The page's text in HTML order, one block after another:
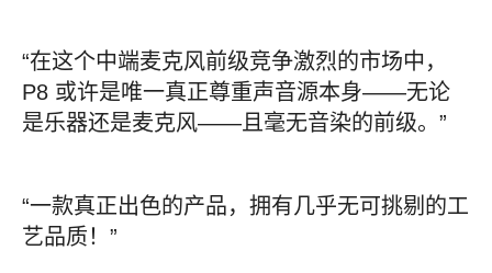
“在这个中端麦克风前级竞争激烈的市场中，
P8 或许是唯一真正尊重声音源本身——无论
是乐器还是麦克风——且毫无音染的前级。”
“一款真正出色的产品，拥有几乎无可挑剔的工
艺品质！”